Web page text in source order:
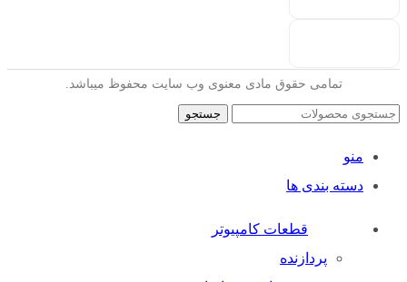
تمامی حقوق مادی معنوی وب سایت محفوظ میباشد.
جستجو
منو
دسته بندی ها
قطعات کامپیوتر
پردازنده